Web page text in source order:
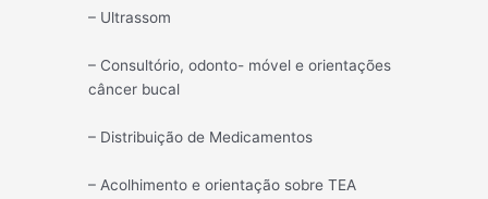
– Ultrassom
– Consultório, odonto- móvel e orientações
câncer bucal
– Distribuição de Medicamentos
– Acolhimento e orientação sobre TEA